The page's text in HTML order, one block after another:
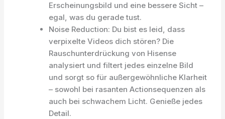
Erscheinungsbild und eine bessere Sicht –
egal, was du gerade tust.
Noise Reduction: Du bist es leid, dass
verpixelte Videos dich stören? Die
Rauschunterdrückung von Hisense
analysiert und filtert jedes einzelne Bild
und sorgt so für außergewöhnliche Klarheit
– sowohl bei rasanten Actionsequenzen als
auch bei schwachem Licht. Genieße jedes
Detail.